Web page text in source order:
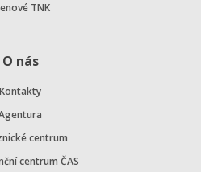
TNK
O nás
Kontakty
centrum
centrum ČAS